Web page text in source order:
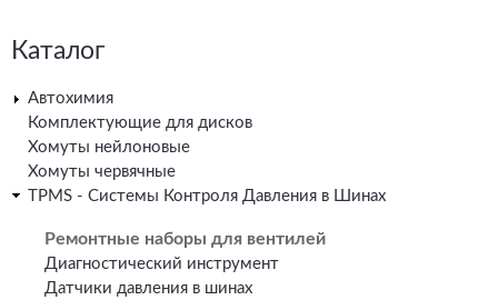
Каталог
Автохимия
Комплектующие для дисков
Хомуты нейлоновые
Хомуты червячные
TPMS - Системы Контроля Давления в Шинах
Ремонтные наборы для вентилей
Диагностический инструмент
Датчики давления в шинах